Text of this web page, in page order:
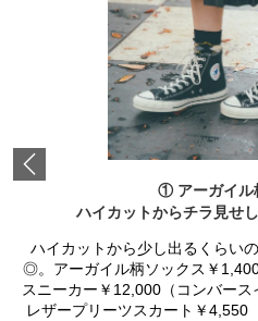
Previous
① アーガイル
ハイカットからチラ見せ
ハイカットから少し出るくらい
◎。アーガイル柄ソックス￥
スニーカー￥12,000（コンバース
レザープリーツスカート￥4,550